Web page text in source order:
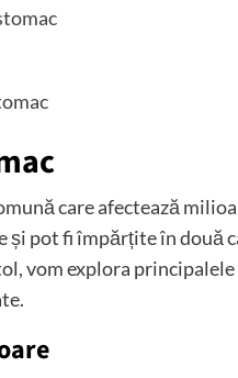
care afectează
și pot fi împărțite în două
vom explora